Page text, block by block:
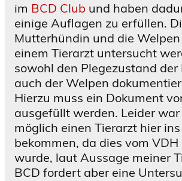
im BCD Club und haben
einige Auflagen zu erfüllen.
Mutterhündin und die
einem Tierarzt untersucht
sowohl den Plegezustand der
auch der Welpen
Hierzu muss ein Dokument
ausgefüllt werden. Leider
möglich einen Tierarzt hier
bekommen, da dies vom
wurde, laut Aussage meiner
BCD fordert aber eine